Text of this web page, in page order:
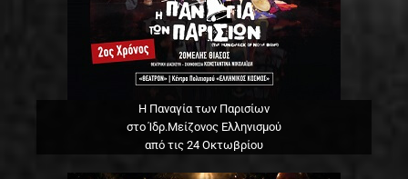
Η Παναγία των Παρισίων
στο Ίδρ.Μείζονος Ελληνισμού
από τις 24 Οκτωβρίου